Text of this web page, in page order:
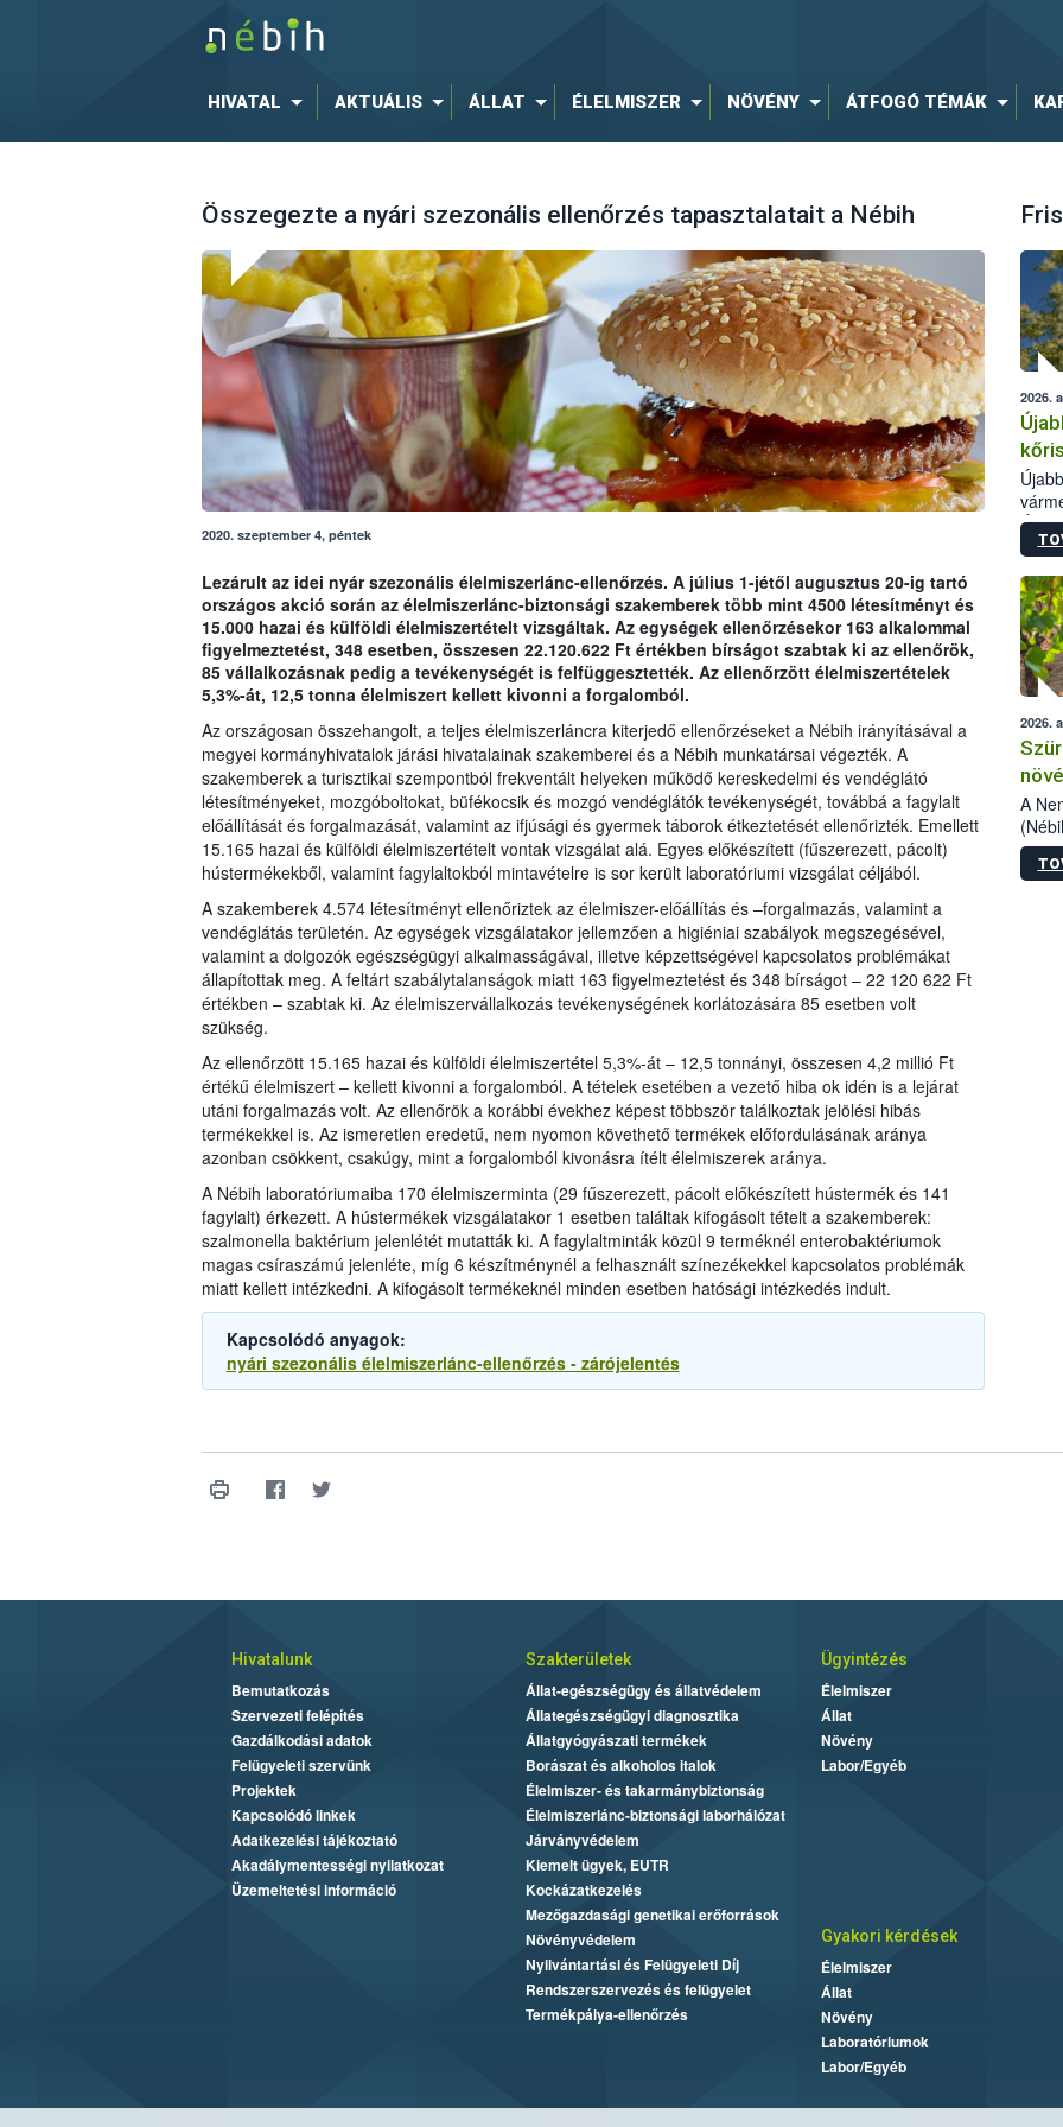
HIVATAL AKTUÁLIS ÁLLAT ÉLELMISZER NÖVÉNY ÁTFOGÓ TÉMÁK
Összegezte a nyári szezonális ellenőrzés tapasztalatait a Nébih
2020. szeptember 4, péntek
Lezárult az idei nyár szezonális élelmiszerlánc-ellenőrzés. A július 1-jétől augusztus 20-ig tartó
országos akció során az élelmiszerlánc-biztonsági szakemberek több mint 4500 létesítményt és
15.000 hazai és külföldi élelmiszertételt vizsgáltak. Az egységek ellenőrzésekor 163 alkalommal
figyelmeztetést, 348 esetben, összesen 22.120.622 Ft értékben bírságot szabtak ki az ellenőrök,
85 vállalkozásnak pedig a tevékenységét is felfüggesztették. Az ellenőrzött élelmiszertételek
5,3%-át, 12,5 tonna élelmiszert kellett kivonni a forgalomból.
Az országosan összehangolt, a teljes élelmiszerláncra kiterjedő ellenőrzéseket a Nébih irányításával a
megyei kormányhivatalok járási hivatalainak szakemberei és a Nébih munkatársai végezték. A
szakemberek a turisztikai szempontból frekventált helyeken működő kereskedelmi és vendéglátó
létesítményeket, mozgóboltokat, büfékocsik és mozgó vendéglátók tevékenységét, továbbá a fagylalt
előállítását és forgalmazását, valamint az ifjúsági és gyermek táborok étkeztetését ellenőrizték. Emellett
15.165 hazai és külföldi élelmiszertételt vontak vizsgálat alá. Egyes előkészített (fűszerezett, pácolt)
hústermékekből, valamint fagylaltokból mintavételre is sor került laboratóriumi vizsgálat céljából.
A szakemberek 4.574 létesítményt ellenőriztek az élelmiszer-előállítás és –forgalmazás, valamint a
vendéglátás területén. Az egységek vizsgálatakor jellemzően a higiéniai szabályok megszegésével,
valamint a dolgozók egészségügyi alkalmasságával, illetve képzettségével kapcsolatos problémákat
állapítottak meg. A feltárt szabálytalanságok miatt 163 figyelmeztetést és 348 bírságot – 22 120 622 Ft
értékben – szabtak ki. Az élelmiszervállalkozás tevékenységének korlátozására 85 esetben volt
szükség.
Az ellenőrzött 15.165 hazai és külföldi élelmiszertétel 5,3%-át – 12,5 tonnányi, összesen 4,2 millió Ft
értékű élelmiszert – kellett kivonni a forgalomból. A tételek esetében a vezető hiba ok idén is a lejárat
utáni forgalmazás volt. Az ellenőrök a korábbi évekhez képest többször találkoztak jelölési hibás
termékekkel is. Az ismeretlen eredetű, nem nyomon követhető termékek előfordulásának aránya
azonban csökkent, csakúgy, mint a forgalomból kivonásra ítélt élelmiszerek aránya.
A Nébih laboratóriumaiba 170 élelmiszerminta (29 fűszerezett, pácolt előkészített hústermék és 141
fagylalt) érkezett. A hústermékek vizsgálatakor 1 esetben találtak kifogásolt tételt a szakemberek:
szalmonella baktérium jelenlétét mutatták ki. A fagylaltminták közül 9 terméknél enterobaktériumok
magas csíraszámú jelenléte, míg 6 készítménynél a felhasznált színezékekkel kapcsolatos problémák
miatt kellett intézkedni. A kifogásolt termékeknél minden esetben hatósági intézkedés indult.
Kapcsolódó anyagok:
nyári szezonális élelmiszerlánc-ellenőrzés - zárójelentés
2026.
2026.
A
Hivatalunk
Bemutatkozás
Szervezeti felépítés
Gazdálkodási adatok
Felügyeleti szervünk
Projektek
Kapcsolódó linkek
Adatkezelési tájékoztató
Akadálymentességi nyilatkozat
Üzemeltetési információ
Szakterületek
Állat-egészségügy és állatvédelem
Állategészségügyi diagnosztika
Állatgyógyászati termékek
Borászat és alkoholos italok
Élelmiszer- és takarmánybiztonság
Élelmiszerlánc-biztonsági laborhálózat
Járványvédelem
Kiemelt ügyek, EUTR
Kockázatkezelés
Mezőgazdasági genetikai erőforrások
Növényvédelem
Nyilvántartási és Felügyeleti Díj
Rendszerszervezés és felügyelet
Termékpálya-ellenőrzés
Ügyintézés
Élelmiszer
Állat
Növény
Labor/Egyéb
Gyakori kérdések
Élelmiszer
Állat
Növény
Laboratóriumok
Labor/Egyéb